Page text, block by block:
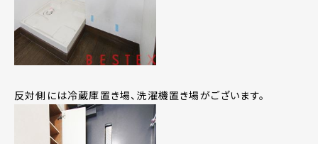
反対側には冷蔵庫置き場、洗濯機置き場がございます。